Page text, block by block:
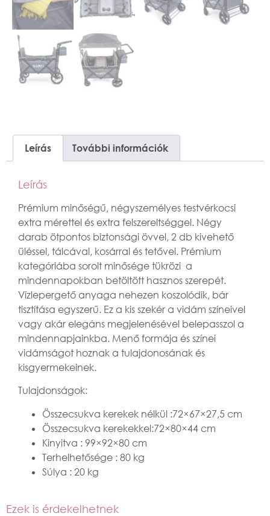
Leírás További információk
Leírás
Prémium minőségű, négyszemélyes testvérkocsi
extra mérettel és extra felszereltséggel. Négy
darab ötpontos biztonsági övvel, 2 db kivehető
üléssel, tálcával, kosárral és tetővel. Prémium
kategóriába sorolt minősége tükrözi a
mindennapokban betöltött hasznos szerepét.
Vízlepergető anyaga nehezen koszolódik, bár
tisztítása egyszerű. Ez a kis szekér a vidám színeivel
vagy akár elegáns megjelenésével belepasszol a
mindennapjainkba. Menő formája és színei
vidámságot hoznak a tulajdonosának és
kisgyermekeinek.
Tulajdonságok:
Összecsukva kerekek nélkül :72×67×27,5 cm
Összecsukva kerekekkel:72×80×44 cm
Kinyitva : 99×92×80 cm
Terhelhetősége : 80 kg
Súlya : 20 kg
Ezek is érdekelhetnek